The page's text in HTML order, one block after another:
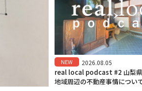
NEW 2026.08.05
real local podcast #2 山梨
地域周辺の不動産事情につい